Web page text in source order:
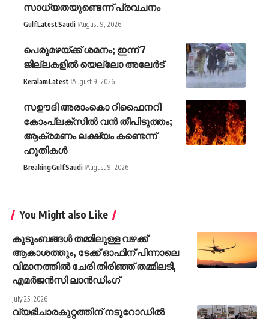
സാധ്യതയുണ്ടെന്ന് പ്രവചനം
GulfLatestSaudi August 9, 2026
പെരുമഴയ്ക്ക് ശമനം; ഇന്ന് 7
ജില്ലകളിൽ യെല്ലോ അലേർട്
KeralamLatest August 9, 2026
സഊദി അരാംകൊ റിഫൈനറി
കോംപ്ലക്സിൽ വൻ തീപിടുത്തം;
ആക്രമണം ലക്ഷ്യം കണ്ടെന്ന്
ഹൂതികൾ
BreakingGulfSaudi August 9, 2026
You Might also Like
കുടുംബങ്ങൾ തമ്മിലുള്ള വഴക്ക്
ആകാശത്തും, ടേക്ക് ഓഫിന് പിന്നാലെ
വിമാനത്തിൽ ചേരി തിരിഞ്ഞ് തമ്മിലടി,
എമർജൻസി ലാൻഡിംഗ്
July 25, 2026
വ്യഭിചാരകുറ്റത്തിന് നടുറോഡിൽ